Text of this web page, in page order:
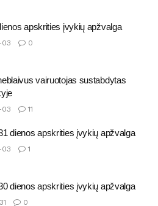
apskrities įvykių apžvalga
0
vairuotojas sustabdytas
11
dienos apskrities įvykių apžvalga
1
dienos apskrities įvykių apžvalga
0